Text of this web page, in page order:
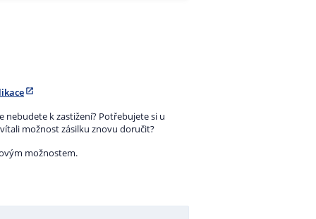
nebudete k zastižení? Potřebujete si u
možnost zásilku znovu doručit?
možnostem.